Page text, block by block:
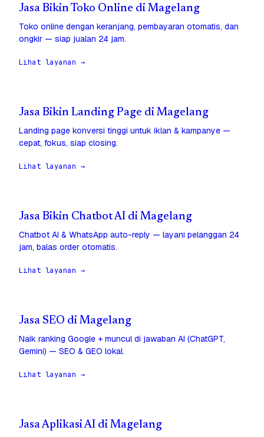
Jasa Bikin Toko Online di Magelang
Toko online dengan keranjang, pembayaran otomatis, dan
ongkir — siap jualan 24 jam.
Lihat layanan →
Jasa Bikin Landing Page di Magelang
Landing page konversi tinggi untuk iklan & kampanye —
cepat, fokus, siap closing.
Lihat layanan →
Jasa Bikin Chatbot AI di Magelang
Chatbot AI & WhatsApp auto-reply — layani pelanggan 24
jam, balas order otomatis.
Lihat layanan →
Jasa SEO di Magelang
Naik ranking Google + muncul di jawaban AI (ChatGPT,
Gemini) — SEO & GEO lokal.
Lihat layanan →
Jasa Aplikasi AI di Magelang